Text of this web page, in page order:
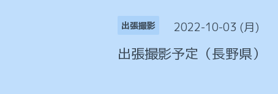
出張撮影 2022-10-03 (月)
出張撮影予定（長野県）